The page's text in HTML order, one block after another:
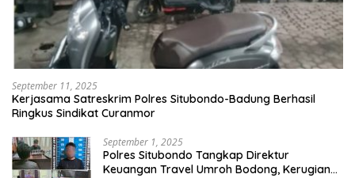
September 11, 2025
Kerjasama Satreskrim Polres Situbondo-Badung Berhasil
Ringkus Sindikat Curanmor
September 1, 2025
Polres Situbondo Tangkap Direktur
Keuangan Travel Umroh Bodong, Kerugian